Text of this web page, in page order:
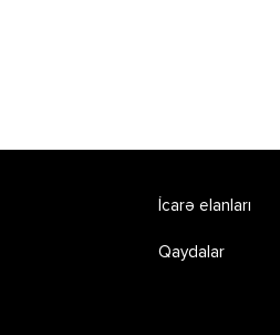
İcarə elanları
Qaydalar